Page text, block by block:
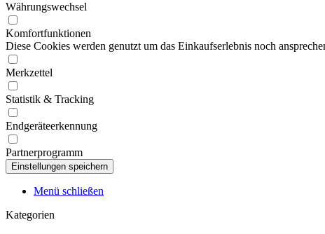
Währungswechsel
Komfortfunktionen
Diese Cookies werden genutzt um das Einkaufserlebnis noch
Merkzettel
Statistik & Tracking
Endgeräteerkennung
Partnerprogramm
Menü schließen
Kategorien